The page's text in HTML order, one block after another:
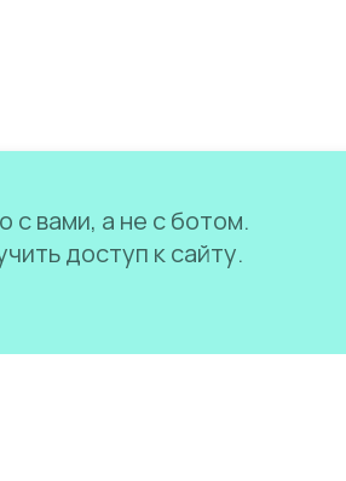
вами, а не с ботом.
доступ к сайту.